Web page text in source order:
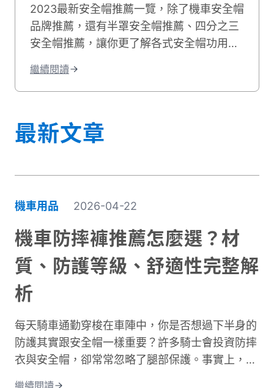
2023最新安全帽推薦一覽，除了機車安全帽
品牌推薦，還有半罩安全帽推薦、四分之三
安全帽推薦，讓你更了解各式安全帽功用與
乘更加安全！
繼續閱讀
最新文章
機車用品 2026-04-22
機車防摔褲推薦怎麼選？材
質、防護等級、舒適性完整解
析
每天騎車通勤穿梭在車陣中，你是否想過下半身的
防護其實跟安全帽一樣重要？許多騎士會投資防摔
衣與安全帽，卻常常忽略了腿部保護。事實上，大
繼續閱讀